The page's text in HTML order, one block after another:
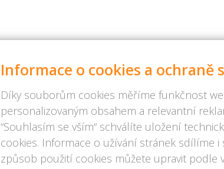
Informace o cookies a ochraně
Díky souborům cookies měříme funkčnost
personalizovaným obsahem a relevantní
“Souhlasím se vším“ schválíte uložení
cookies. Informace o užívání stránek sdílíme i
způsob použití cookies můžete upravit